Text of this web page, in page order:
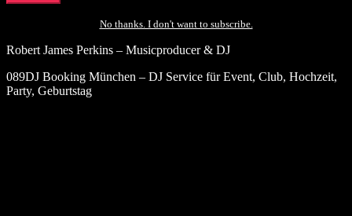
No thanks. I don't want to subscribe.
Robert James Perkins – Musicproducer & DJ
089DJ Booking München – DJ Service für Event, Club, Hochzeit,
Party, Geburtstag